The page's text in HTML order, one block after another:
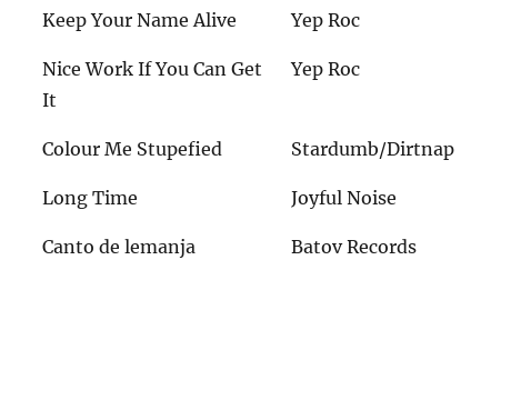
Keep Your Name Alive Yep Roc
Nice Work If You Can Get
It
Yep Roc
Colour Me Stupefied Stardumb/Dirtnap
Long Time Joyful Noise
Canto de lemanja Batov Records